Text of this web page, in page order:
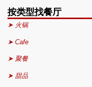
按类型找餐厅
➤ 火锅
➤ Cafe
➤ 聚餐
➤ 甜品